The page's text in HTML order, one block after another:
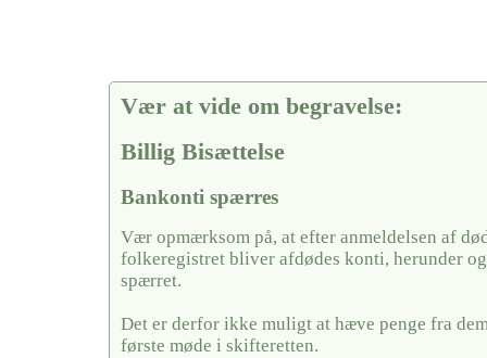
Vær at vide om begravelse:
Billig Bisættelse
Bankonti spærres
Vær opmærksom på, at efter anmeldelsen af
folkeregistret bliver afdødes konti, herunder
spærret.
Det er derfor ikke muligt at hæve penge fra
første møde i skifteretten.